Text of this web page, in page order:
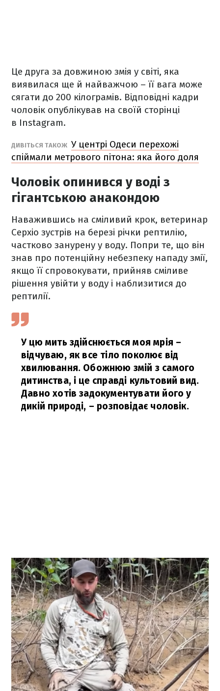
Це друга за довжиною змія у світі, яка
виявилася ще й найважчою – її вага може
сягати до 200 кілограмів. Відповідні кадри
чоловік опублікував на своїй сторінці
в Instagram.
ДИВІТЬСЯ ТАКОЖ У центрі Одеси перехожі
спіймали метрового пітона: яка його доля
Чоловік опинився у воді з
гігантською анакондою
Наважившись на сміливий крок, ветеринар
Серхіо зустрів на березі річки рептилію,
частково занурену у воду. Попри те, що він
знав про потенційну небезпеку нападу змії,
якщо її спровокувати, прийняв сміливе
рішення увійти у воду і наблизитися до
рептилії.
У цю мить здійснюється моя мрія –
відчуваю, як все тіло поколює від
хвилювання. Обожнюю змій з самого
дитинства, і це справді культовий вид.
Давно хотів задокументувати його у
дикій природі, – розповідає чоловік.